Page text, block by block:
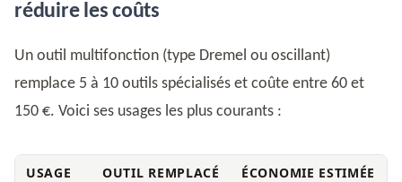
réduire les coûts
Un outil multifonction (type Dremel ou oscillant)
remplace 5 à 10 outils spécialisés et coûte entre 60 et
150 €. Voici ses usages les plus courants :
USAGE OUTIL REMPLACÉ ÉCONOMIE ESTIMÉE